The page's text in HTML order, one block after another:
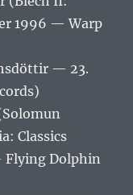
1996 — Warp
— 23.
Classics
Flying Dolphin